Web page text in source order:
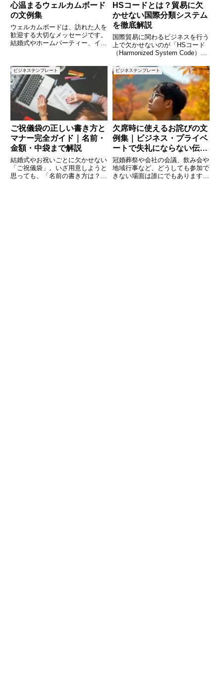
心温まるウェルカムボード
の文例集
ウェルカムボードは、訪れた人を
歓迎する大切なメッセージです。
結婚式やホームパーティー、イベ
ーションに合わせて使えるウェル
カムボードの文例を紹介します。
心を込めてゲストを迎えるための
HSコードとは？貿易に欠
かせない国際分類システム
を徹底解説
国際貿易に関わるビジネスを行う
上で欠かせないのが「HSコード
（Harmonized System Code）」
商品の種類を識別するための国際
的な分類コードで、関税計算や輸
出入手続きにおいて重要な役割を
果たします
ビジネステンプレート
ご祝儀袋の正しい書き方と
マナー完全ガイド｜名前・
金額・中袋まで解説
結婚式やお祝いごとに欠かせない
「ご祝儀袋」。いざ用意しようと
思っても、「名前の書き方は？」
ビジネステンプレート
欠席時に使えるお詫びの文
例集｜ビジネス・プライベ
ートで失礼にならない伝え
方
冠婚葬祭や会社の会議、飲み会や
地域行事など、どうしても参加で
きない場面は誰にでもあります。